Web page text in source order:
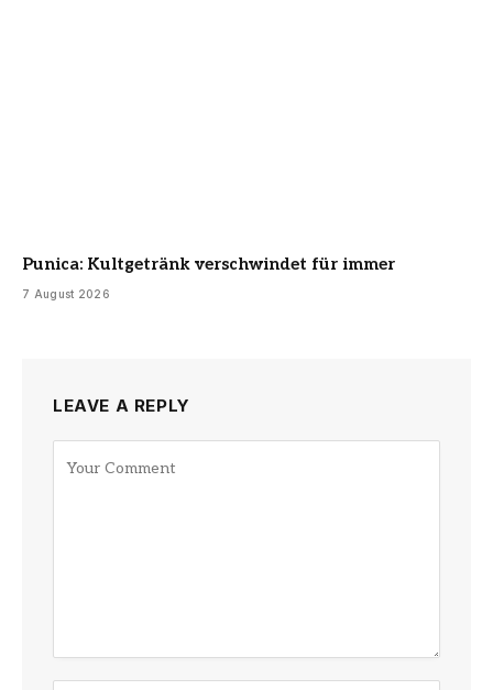
Punica: Kultgetränk verschwindet für immer
7 August 2026
LEAVE A REPLY